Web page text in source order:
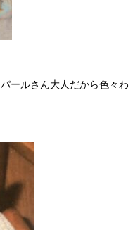
パールさん大人だから色々わ